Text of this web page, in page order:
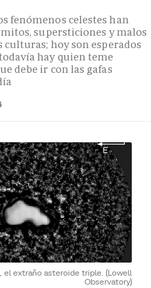
fenómenos celestes han
supersticiones y malos
hoy son esperados
hay quien teme
debe ir con las gafas
el extraño asteroide triple. (Lowell
Observatory)